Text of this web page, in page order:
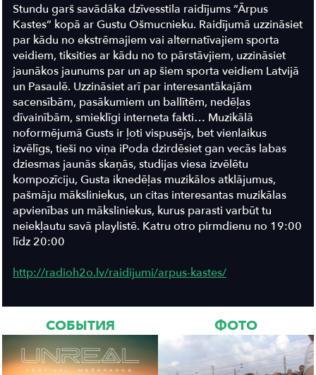
Stundu garš savādāka dzīvesstila raidījums “Ārpus
Kastes” kopā ar Gustu Ošmucnieku. Raidījumā uzzināsiet
par kādu no ekstrēmajiem vai alternatīvajiem sporta
veidiem, tiksities ar kādu no to pārstāvjiem, uzzināsiet
jaunākos jaunums par un ap šiem sporta veidiem Latvijā
un Pasaulē. Uzzināsiet arī par interesantākajām
sacensībām, pasākumiem un ballītēm, nedēļas
dīvainībām, smieklīgi interneta fakti… Muzikālā
noformējumā Gusts ir ļoti vispusējs, bet vienlaikus
izvēlīgs, tieši no viņa iPoda dzirdēsiet gan vecās labas
dziesmas jaunās skaņās, studijas viesa izvēlētu
kompozīciju, Gusta iknedēļas muzikālos atklājumus,
pašmāju māksliniekus, un citas interesantas muzikālas
apvienības un māksliniekus, kurus parasti varbūt tu
neiekļautu savā playlistē. Katru otro pirmdienu no 19:00
līdz 20:00
http://radioh2o.lv/raidijumi/arpus-kastes/
СОБЫТИЯ ФОТО